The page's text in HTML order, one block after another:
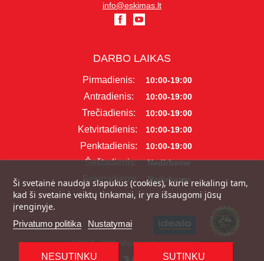
info@eskimas.lt
DARBO LAIKAS
Pirmadienis: 10:00-19:00
Antradienis: 10:00-19:00
Trečiadienis: 10:00-19:00
Ketvirtadienis: 10:00-19:00
Penktadienis: 10:00-19:00
Šeštadienis: Nedirbame
Sekmadienis: Nedirbame
Ši svetainė naudoja slapukus (cookies), kurie reikalingi tam,
kad ši svetainė veiktų tinkamai, ir yra išsaugomi jūsų
įrenginyje.
Privatumo politika Nustatymai
NESUTINKU SUTINKU
© 2017 - 2026, Visos teisės saugomos